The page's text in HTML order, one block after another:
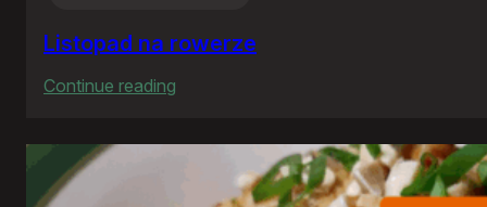
Listopad na rowerze
Continue reading
na
rowerze